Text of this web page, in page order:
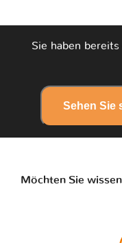
Sie haben
Sehen Sie
Möchten Sie